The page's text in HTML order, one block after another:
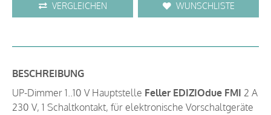
VERGLEICHEN WUNSCHLISTE
BESCHREIBUNG
UP-Dimmer 1..10 V Hauptstelle Feller EDIZIOdue FMI 2 A
230 V, 1 Schaltkontakt, für elektronische Vorschaltgeräte